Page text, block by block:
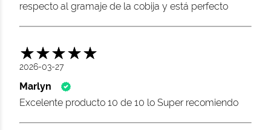
respecto al gramaje de la cobija y está perfecto
2026-03-27
Marlyn
Excelente producto 10 de 10 lo Super recomiendo